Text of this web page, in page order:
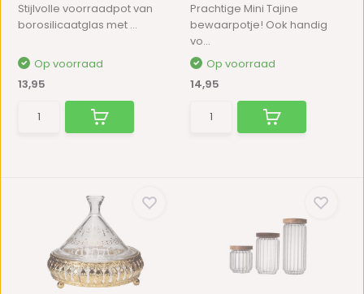
Stijlvolle voorraadpot van
borosilicaatglas met ...
Op voorraad
13,95
Prachtige Mini Tajine
bewaarpotje! Ook handig
vo...
Op voorraad
14,95